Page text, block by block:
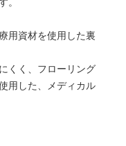
用資材を使用した裏
くく、フローリング
用した、メディカル